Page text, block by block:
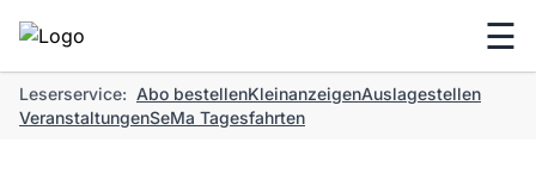
☰
Leserservice: Abo bestellenKleinanzeigenAuslagestellen
VeranstaltungenSeMa Tagesfahrten